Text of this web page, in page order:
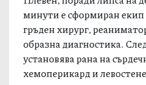
минути е сформиран
гръден хирург,
образна диагностика.
установява рана на
хемоперикард и